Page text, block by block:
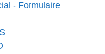
- Formulaire